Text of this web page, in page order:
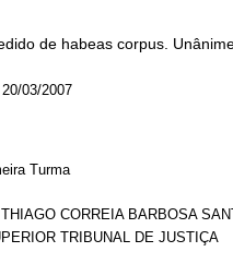
de habeas corpus.
20/03/2007
Turma
CORREIA BARBOSA
TRIBUNAL DE JUSTIÇA